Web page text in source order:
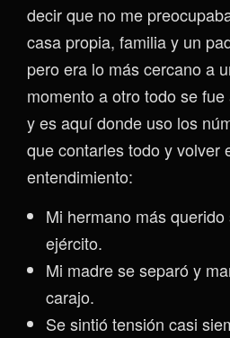
decir que no me
casa propia, familia y un
pero era lo más cercano a
momento a otro todo se
y es aquí donde uso los
que contarles todo y volver
entendimiento:
Mi hermano más
ejército.
Mi madre se separó y
carajo.
Se sintió tensión casi